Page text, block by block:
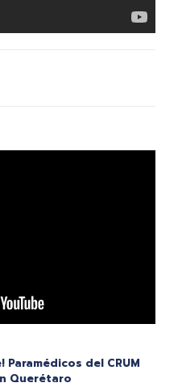
del CRUM
Querétaro